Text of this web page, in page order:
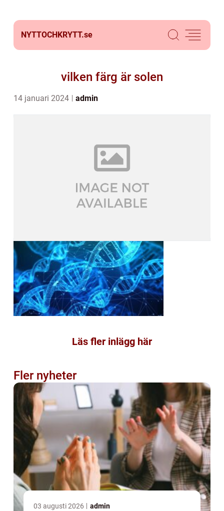
NYTTOCHKRYTT.se
vilken färg är solen
14 januari 2024 admin
Läs fler inlägg här
Fler nyheter
03 augusti 2026 admin